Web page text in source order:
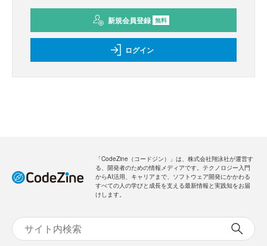
新規会員登録 無料
ログイン
「CodeZine（コードジン）」は、株式会社翔泳社が運営す
る、開発者のための情報メディアです。テクノロジー入門
からAI活用、キャリアまで、ソフトウェア開発にかかわる
すべての人の学びと成長を支える最新情報と実践知をお届
けします。